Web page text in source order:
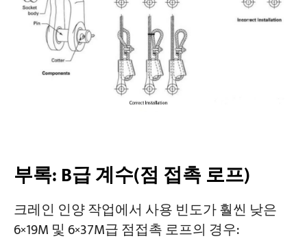
부록: B급 계수(점 접촉 로프)
크레인 인양 작업에서 사용 빈도가 훨씬 낮은
6×19M 및 6×37M급 점접촉 로프의 경우: